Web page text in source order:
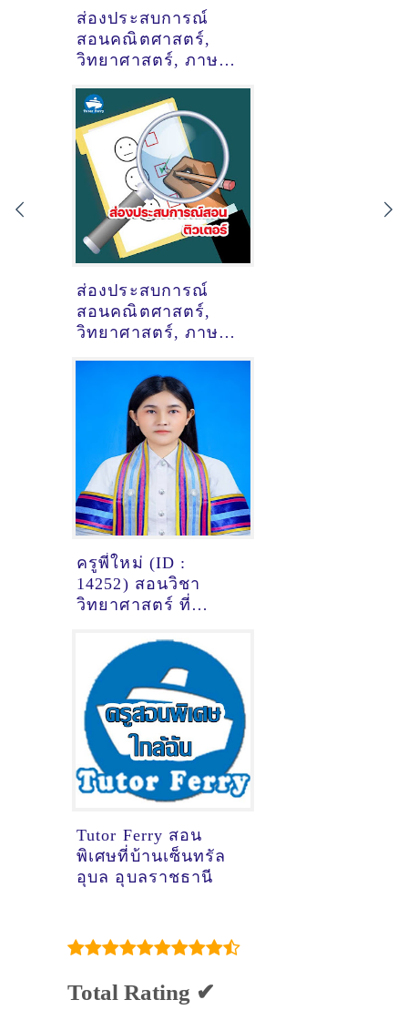
ส่องประสบการณ์
สอนคณิตศาสตร์,
วิทยาศาสตร์, ภาษา
ครูพี่นกหวีด
กาญจนา พุกน้อย
@หางดง บ้านถวาย
ส่องประสบการณ์
สอนคณิตศาสตร์,
วิทยาศาสตร์, ภาษา
รร.รัตนโกสินทร์สมโภช)
ของติวเตอร์ ครูพี่แอ
ปเปิ้ล นส แนน สุด
เจริญ @โลตัส
พระราม2
ครูพี่ใหม่ (ID :
14252) สอนวิชา
วิทยาศาสตร์ ที่
Tutor Ferry สอน
พิเศษที่บ้านเซ็นทรัล
อุบล อุบลราชธานี
Total Rating ✔